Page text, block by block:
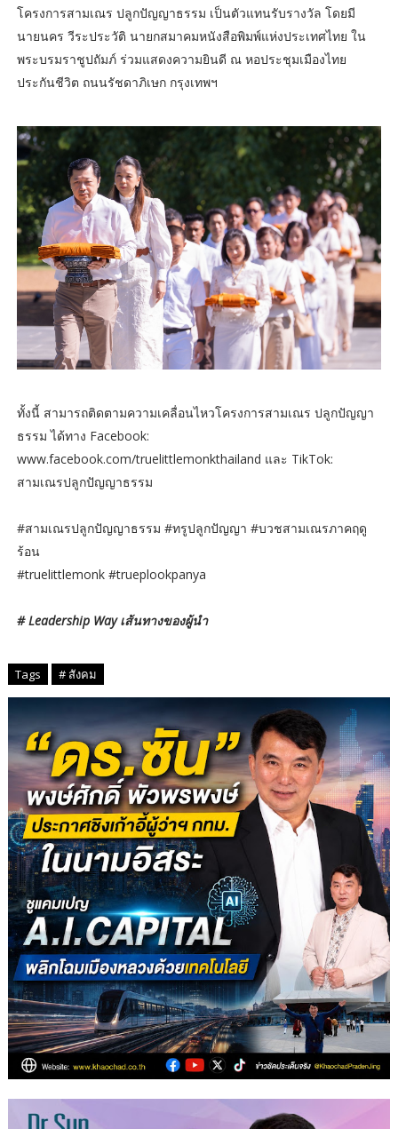
โครงการสามเณร ปลูกปัญญาธรรม เป็นตัวแทนรับรางวัล โดยมี
นายนคร วีระประวัติ นายกสมาคมหนังสือพิมพ์แห่งประเทศไทย ใน
พระบรมราชูปถัมภ์ ร่วมแสดงความยินดี ณ หอประชุมเมืองไทย
ประกันชีวิต ถนนรัชดาภิเษก กรุงเทพฯ
ทั้งนี้ สามารถติดตามความเคลื่อนไหวโครงการสามเณร ปลูกปัญญา
ธรรม ได้ทาง Facebook:
www.facebook.com/truelittlemonkthailand และ TikTok:
สามเณรปลูกปัญญาธรรม
#สามเณรปลูกปัญญาธรรม #ทรูปลูกปัญญา #บวชสามเณรภาคฤดู
ร้อน
#truelittlemonk #trueplookpanya
# Leadership Way เส้นทางของผู้นำ
Tags # สังคม